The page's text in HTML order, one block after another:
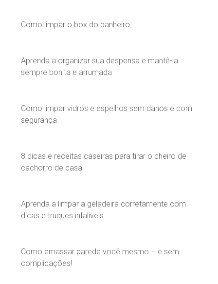
Como limpar o box do banheiro
Aprenda a organizar sua despensa e mantê-la
sempre bonita e arrumada
Como limpar vidros e espelhos sem danos e com
segurança
8 dicas e receitas caseiras para tirar o cheiro de
cachorro de casa
Aprenda a limpar a geladeira corretamente com
dicas e truques infalíveis
Como emassar parede você mesmo – e sem
complicações!